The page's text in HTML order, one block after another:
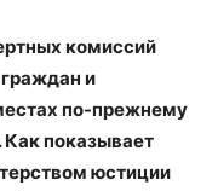
комиссий
и
по-прежнему
Как показывает
юстиции